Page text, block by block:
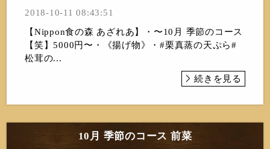
2018-10-11 08:43:51
【Nippon食の森 あざれあ】・〜10月 季節のコース
【笑】5000円〜・《揚げ物》・#栗真蒸の天ぷら#
松茸の...
続きを見る
10月 季節のコース 前菜